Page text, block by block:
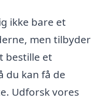
ikke bare et
men tilbyder
bestille et
du kan få de
Udforsk vores